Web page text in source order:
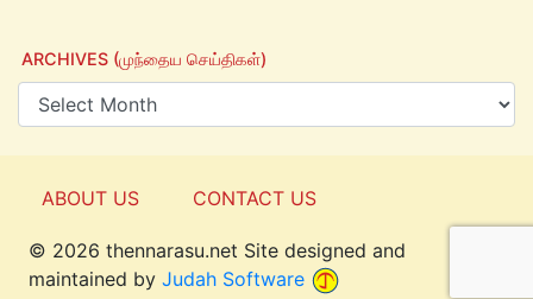
ARCHIVES (முந்தைய செய்திகள்)
ABOUT US CONTACT US
© 2026 thennarasu.net Site designed and
maintained by Judah Software